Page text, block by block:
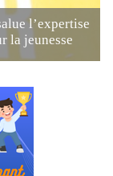
l’expertise
la jeunesse